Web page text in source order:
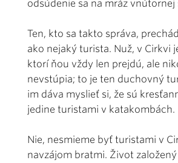
odsúdenie sa na mráz vnútornej
Ten, kto sa takto správa,
ako nejaký turista. Nuž, v Cirkvi
ktorí ňou vždy len prejdú, ale
nevstúpia; to je ten duchovný
im dáva myslieť si, že sú
jedine turistami v katakombách.
Nie, nesmieme byť turistami v
navzájom bratmi. Život